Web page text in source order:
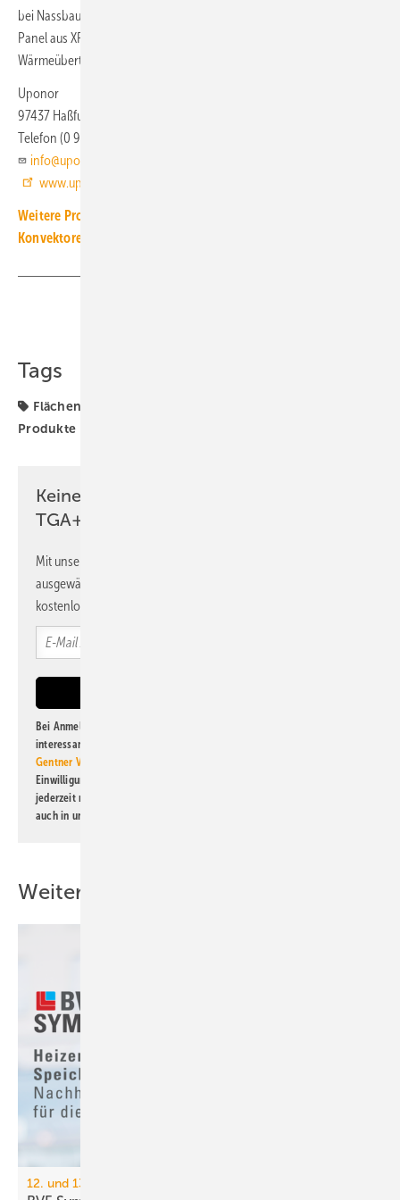
bei Nassbausystemen über 3 h einzukalkulieren. Das Siccus-Mini-
Panel aus XPS (400 kPa) hat an der Oberseite eine vollflächige
Wärmeübertragungsschicht aus Aluminium.
Uponor
97437 Haßfurt
Telefon (0 95 21) 69 00
info@uponor.de
www.uponor.de
Weitere Produkt-Meldungen zum Thema Heiz- und Kühlflächen,
Konvektoren
Tags
Flächenheizung
Produkte
Keine Zeit? Kein Problem mit dem
TGA+E Newsletter!
Mit unserem Newsletter erhalten Sie regelmäßig von uns
ausgewählte Informationen und Neuigkeiten, gebündelt und
kostenlos direkt ins Postfach.
Bei Anmeldung zu diesem Newsletter bin ich damit einverstanden, über
interessante Verlags- und Online-Angebote
Gentner Verlag GmbH & Co. KG
Einwilligung kann ich jederzeit widerrufen und eine Abmeldung ist
jederzeit möglich. Informationen zum Umgang mit Daten finden Sie
auch in unserer
Weitere Inhalte
12. und 13. November 2025, Trier